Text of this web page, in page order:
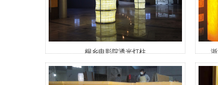
桐乡电影院透光灯柱